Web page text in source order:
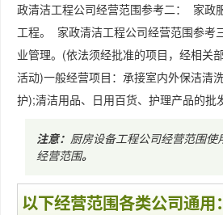
政清洁工程公司经营范围参考二： 家政
工程。 家政清洁工程公司经营范围参考
业管理。(依法须经批准的项目，经相关
活动)一般经营项目：承接室内外保洁清
护);清洁用品、日用百货、护理产品的批
注意： 厨房设备工程公司经营范围使
经营范围。
以下经营范围各类公司通用：